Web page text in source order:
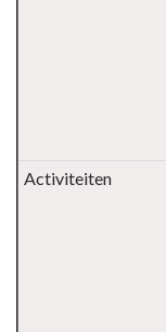
Activiteiten